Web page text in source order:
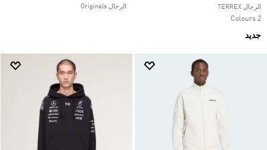
الرجال TERREX
2 Colours
جديد
الرجال Originals